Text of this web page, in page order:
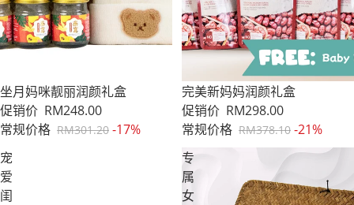
答：是的。我们提供精选的 清真认证或素食友好成分的礼
篮套装。所有产品包装均有清晰标识，以确保安心。
售罄
坐月妈咪靓丽润颜礼盒
促销价 RM248.00
常规价格 RM301.20 -17%
售罄
完美新妈妈润颜礼盒
促销价 RM298.00
常规价格 RM378.10 -21%
宠
爱
闺
专
属
女